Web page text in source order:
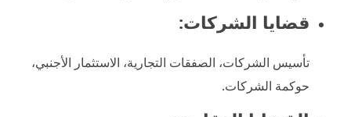
قضايا الشركات:
تأسيس الشركات، الصفقات التجارية، الاستثمار الأجنبي،
حوكمة الشركات.